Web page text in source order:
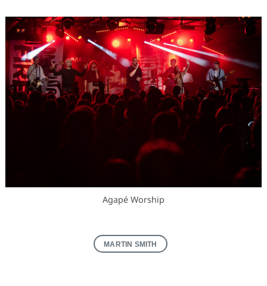
Agapé Worship
MARTIN SMITH